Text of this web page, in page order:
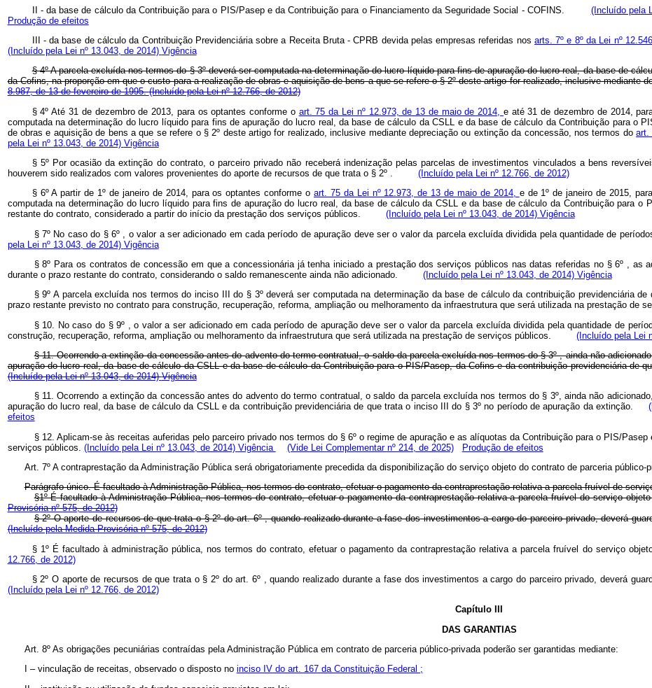
II - da base de cálculo da Contribuição para o PIS/Pasep e da Contribuição para o Financiamento da Seguridade Social - COFINS. (Incluído pela
Produção de efeitos
III -da base de cálculo da Contribuição Previdenciária sobre a Receita Bruta - CPRB devida pelas empresas referidas nos arts. 7º e 8º da Lei nº
(Incluído pela Lei nº 13.043, de 2014) Vigência
§ 4º A parcela excluída nos termos do § 3º deverá ser computada na determinação do lucro líquido para fins de apuração do lucro real, da base de
da Cofins, na proporção em que o custo para a realização de obras e aquisição de bens a que se refere o § 2º deste artigo for realizado, inclusive mediante
8.987, de 13 de fevereiro de 1995.(Incluído pela Lei nº 12.766, de 2012)
§ 4º Até 31 de dezembro de 2013, para os optantes conforme o art. 75 da Lei nº 12.973, de 13 de maio de 2014, e até 31 de dezembro de 2014,
computada na determinação do lucro líquido para fins de apuração do lucro real, da base de cálculo da CSLL e da base de cálculo da Contribuição para o
de obras e aquisição de bens a que se refere o § 2º deste artigo for realizado, inclusive mediante depreciação ou extinção da concessão, nos termos doart.
pela Lei nº 13.043, de 2014) Vigência
§ 5º Por ocasião da extinção do contrato, o parceiro privado não receberá indenização pelas parcelas de investimentos vinculados a bens
houverem sido realizados com valores provenientes do aporte de recursos de que trata o § 2º . (Incluído pela Lei nº 12.766, de 2012)
§ 6º A partir de 1º de janeiro de 2014, para os optantes conforme o art. 75 da Lei nº 12.973, de 13 de maio de 2014, e de 1º de janeiro de 2015,
computada na determinação do lucro líquido para fins de apuração do lucro real, da base de cálculo da CSLL e da base de cálculo da Contribuição para
restante do contrato, considerado a partir do início da prestação dos serviços públicos. (Incluído pela Lei nº 13.043, de 2014) Vigência
§ 7º No caso do § 6º , o valor a ser adicionado em cada período de apuração deve ser o valor da parcela excluída dividida pela quantidade de
pela Lei nº 13.043, de 2014) Vigência
§ 8º Para os contratos de concessão em que a concessionária já tenha iniciado a prestação dos serviços públicos nas datas referidas no § 6º , as
durante o prazo restante do contrato, considerando o saldo remanescente ainda não adicionado. (Incluído pela Lei nº 13.043, de 2014) Vigência
§ 9º A parcela excluída nos termos do inciso III do § 3º deverá ser computada na determinação da base de cálculo da contribuição previdenciária
prazo restante previsto no contrato para construção, recuperação, reforma, ampliação ou melhoramento da infraestrutura que será utilizada na prestação
§ 10. No caso do § 9º , o valor a ser adicionado em cada período de apuração deve ser o valor da parcela excluída dividida pela quantidade de
construção, recuperação, reforma, ampliação ou melhoramento da infraestrutura que será utilizada na prestação de serviços públicos. (Incluído pela Lei
§ 11. Ocorrendo a extinção da concessão antes do advento do termo contratual, o saldo da parcela excluída nos termos do § 3º , ainda não
apuração do lucro real, da base de cálculo da CSLL e da base de cálculo da Contribuição para o PIS/Pasep, da Cofins e da contribuição
(Incluído pela Lei nº 13.043, de 2014)Vigência
§ 11. Ocorrendo a extinção da concessão antes do advento do termo contratual, o saldo da parcela excluída nos termos do § 3º, ainda não
apuração do lucro real, da base de cálculo da CSLL e da contribuição previdenciária de que trata o inciso III do § 3º no período de apuração da extinção.
efeitos
§ 12. Aplicam-se às receitas auferidas pelo parceiro privado nos termos do § 6º o regime de apuração e as alíquotas da Contribuição para o PIS/
serviços públicos. (Incluído pela Lei nº 13.043, de 2014) Vigência (Vide Lei Complementar nº 214, de 2025)
Produção de efeitos
Art. 7º A contraprestação da Administração Pública será obrigatoriamente precedida da disponibilização do serviço objeto do contrato de parceria público-
Parágrafo único. É facultado à Administração Pública, nos termos do contrato, efetuar o pagamento da contraprestação relativa a parcela fruível de
§1º É facultado à Administração Pública, nos termos do contrato, efetuar o pagamento da contraprestação relativa a parcela fruível do serviço
Provisória nº 575, de 2012)
§ 2º O aporte de recursos de que trata o § 2º do art. 6º , quando realizado durante a fase dos investimentos a cargo do parceiro privado,
(Incluído pela Medida Provisória nº 575, de 2012)
§ 1º É facultado à administração pública, nos termos do contrato, efetuar o pagamento da contraprestação relativa a parcela fruível do
12.766, de 2012)
§ 2º O aporte de recursos de que trata o § 2º do art. 6º , quando realizado durante a fase dos investimentos a cargo do parceiro privado, deverá
(Incluído pela Lei nº 12.766, de 2012)
Capítulo III
DAS GARANTIAS
Art. 8º As obrigações pecuniárias contraídas pela Administração Pública em contrato de parceria público-privada poderão ser garantidas mediante:
I – vinculação de receitas, observado o disposto no inciso IV do art. 167 da Constituição Federal ;